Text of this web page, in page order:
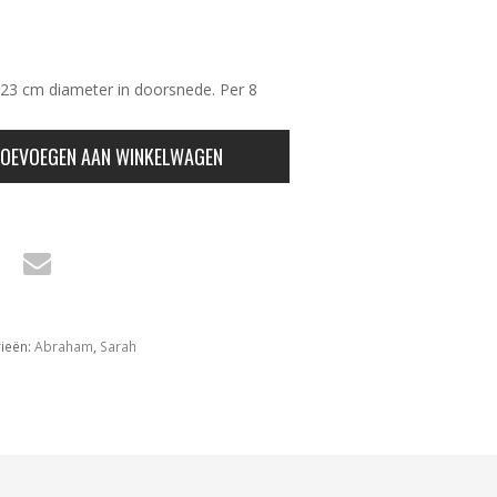
cm diameter in doorsnede. Per 8
AAN WINKELWAGEN
Abraham, Sarah